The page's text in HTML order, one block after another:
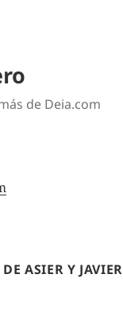
de Deia.com
ASIER Y JAVIER